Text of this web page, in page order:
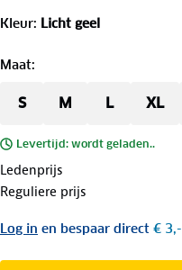
Kleur: Licht geel
Maat:
S M L XL
Levertijd: wordt geladen..
Ledenprijs
Reguliere prijs
Log in en bespaar direct € 3,-